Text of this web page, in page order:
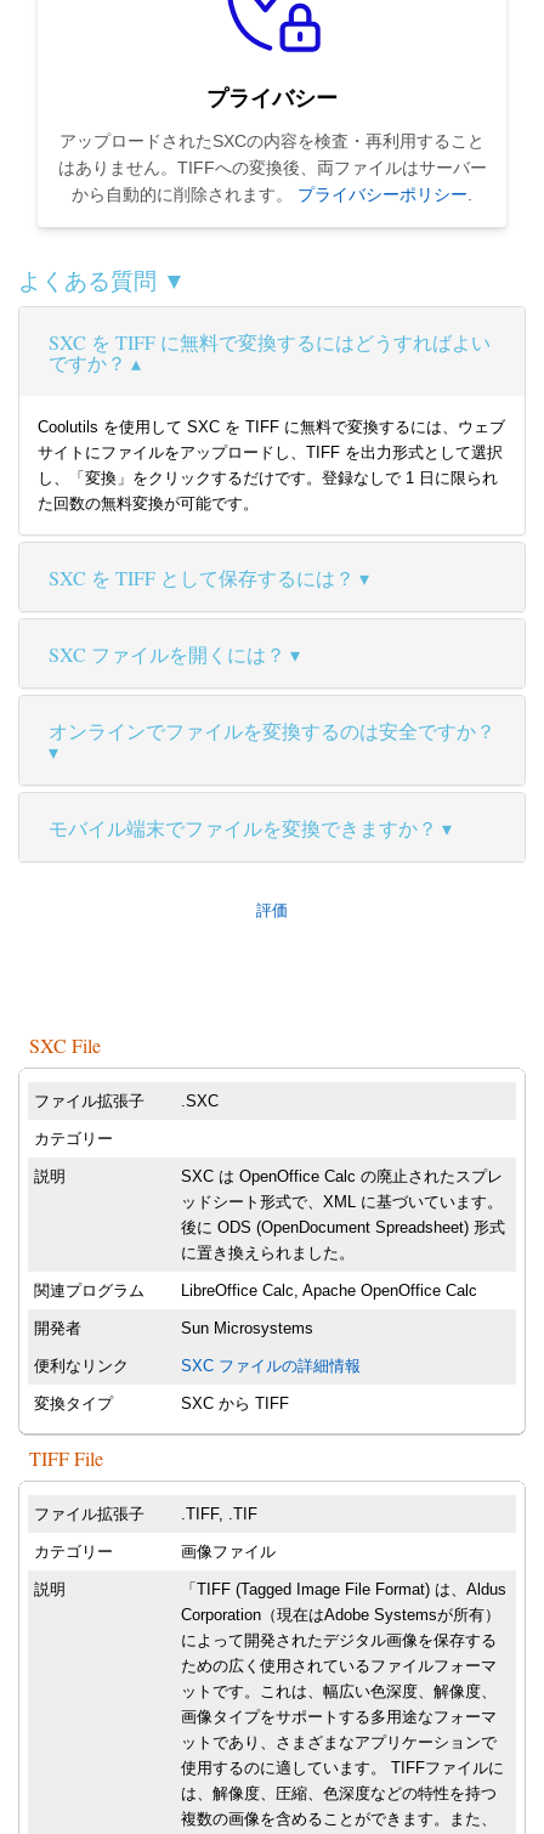
プライバシー
アップロードされたSXCの内容を検査・再利用すること
はありません。TIFFへの変換後、両ファイルはサーバー
から自動的に削除されます。 プライバシーポリシー.
よくある質問 ▼
SXC を TIFF に無料で変換するにはどうすればよい
ですか？
Coolutils を使用して SXC を TIFF に無料で変換するには、ウェブ
サイトにファイルをアップロードし、TIFF を出力形式として選択
し、「変換」をクリックするだけです。登録なしで 1 日に限られ
た回数の無料変換が可能です。
SXC を TIFF として保存するには？
SXC ファイルを開くには？
オンラインでファイルを変換するのは安全ですか？
モバイル端末でファイルを変換できますか？
評価
SXC File
ファイル拡張子 .SXC
カテゴリー
説明
SXC は OpenOffice Calc の廃止されたスプレ
ッドシート形式で、XML に基づいています。
後に ODS (OpenDocument Spreadsheet) 形式
に置き換えられました。
関連プログラム LibreOffice Calc, Apache OpenOffice Calc
開発者 Sun Microsystems
便利なリンク SXC ファイルの詳細情報
変換タイプ SXC から TIFF
TIFF File
ファイル拡張子 .TIFF, .TIF
カテゴリー 画像ファイル
説明
「TIFF (Tagged Image File Format) は、Aldus
Corporation（現在はAdobe Systemsが所有）
によって開発されたデジタル画像を保存する
ための広く使用されているファイルフォーマ
ットです。これは、幅広い色深度、解像度、
画像タイプをサポートする多用途なフォーマ
ットであり、さまざまなアプリケーションで
使用するのに適しています。 TIFFファイルに
は、解像度、圧縮、色深度などの特性を持つ
複数の画像を含めることができます。また、